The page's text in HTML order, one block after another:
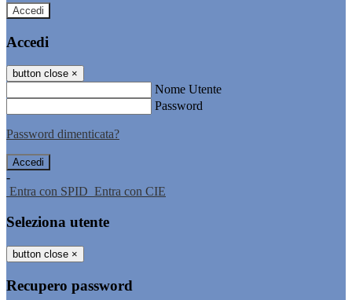
Accedi
Accedi
button close ×
Nome Utente
Password
Password dimenticata?
-
Entra con SPID Entra con CIE
Seleziona utente
button close ×
Recupero password